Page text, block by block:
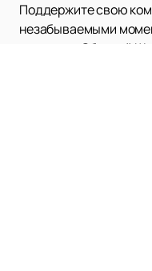
Поддержите свою
незабываемыми
вместе со Сборной